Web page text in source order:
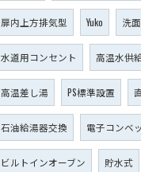
扉内上方排気型 Yuko 洗
水道用コンセント 高温水供
高温差し湯 PS標準設置
石油給湯器交換 電子コンベ
ビルトインオーブン 貯水式